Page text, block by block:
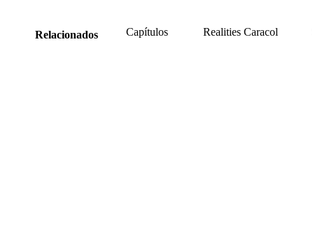
Relacionados Capítulos Realities Caracol